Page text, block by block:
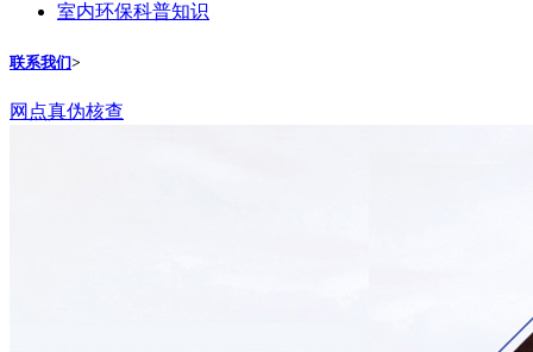
室内环保科普知识
联系我们>
网点真伪核查